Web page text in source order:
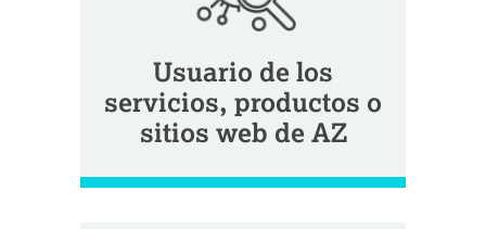
Usuario de los
servicios, productos o
sitios web de AZ